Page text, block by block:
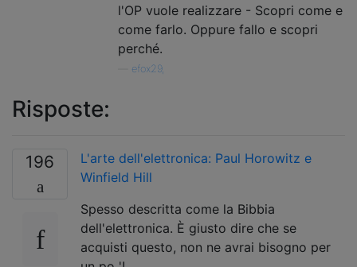
l'OP vuole realizzare - Scopri come e
come farlo. Oppure fallo e scopri
perché.
efox29,
Risposte:
196
L'arte dell'elettronica: Paul Horowitz e
Winfield Hill
Spesso descritta come la Bibbia
dell'elettronica. È giusto dire che se
acquisti questo, non ne avrai bisogno per